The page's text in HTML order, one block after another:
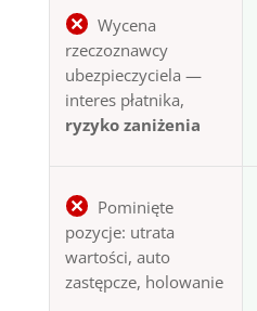
Wycena
rzeczoznawcy
ubezpieczyciela —
interes płatnika,
ryzyko zaniżenia
Pominięte
pozycje: utrata
wartości, auto
zastępcze, holowanie